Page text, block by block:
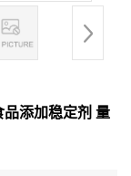
添加稳定剂 量